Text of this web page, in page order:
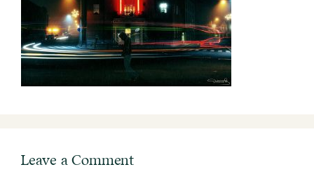
Leave a Comment